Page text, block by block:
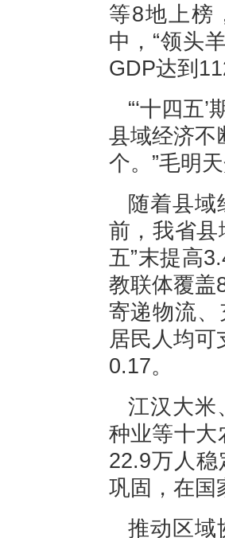
等8地上榜
中，“领头
GDP达到
“‘十四五
县域经济不
个。”毛明
随着县
前，我省县
五”末提高
教联体覆盖
寄递物流、
居民人均可
0.17。
江汉大米
种业等十大
22.9万人
巩固，在国
推动区域